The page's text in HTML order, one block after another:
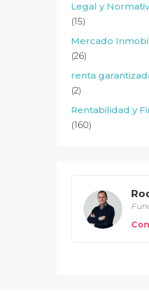
Legal y
(15)
Mercado
(26)
renta
(2)
Rentabilidad y
(160)